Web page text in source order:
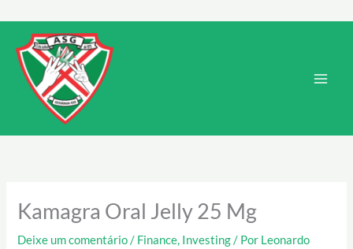
para
o
conteúdo
Kamagra Oral Jelly 25 Mg
Deixe um comentário / Finance, Investing/ Por Leonardo